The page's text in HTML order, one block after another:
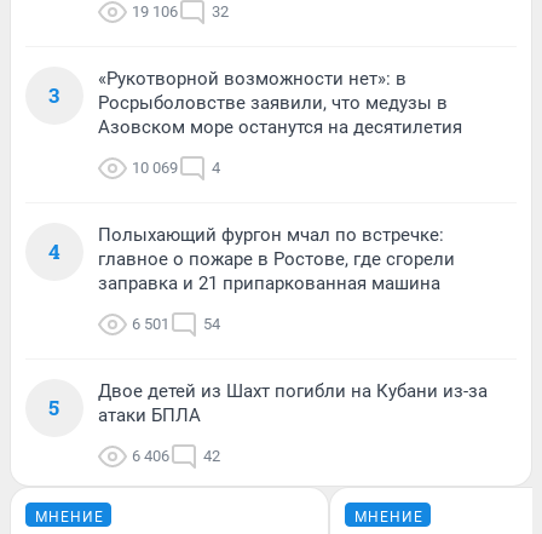
19 106 32
3
«Рукотворной возможности нет»: в
Росрыболовстве заявили, что медузы в
Азовском море останутся на десятилетия
10 069 4
4
Полыхающий фургон мчал по встречке:
главное о пожаре в Ростове, где сгорели
заправка и 21 припаркованная машина
6 501 54
5
Двое детей из Шахт погибли на Кубани из-за
атаки БПЛА
6 406 42
МНЕНИЕ МНЕНИЕ